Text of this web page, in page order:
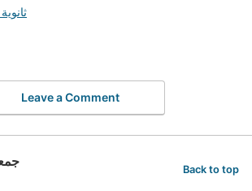
Leave a Comment
Back to top